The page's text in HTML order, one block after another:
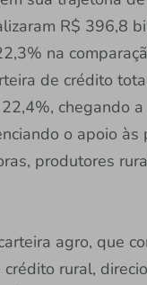
R$ 396,8
na
de crédito
chegando
o apoio às
produtores
agro, que
rural,